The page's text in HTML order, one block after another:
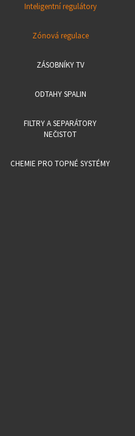
Inteligentní regulátory
Zónová regulace
ZÁSOBNÍKY TV
ODTAHY SPALIN
FILTRY A SEPARÁTORY
NEČISTOT
CHEMIE PRO TOPNÉ SYSTÉMY